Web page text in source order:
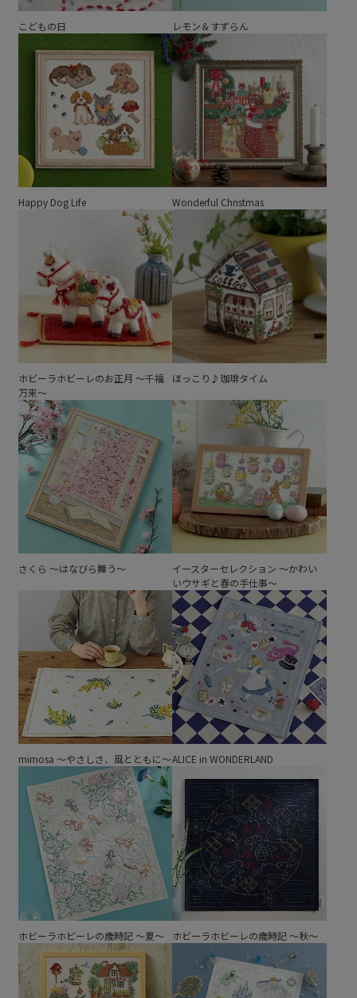
こどもの日 レモン＆すずらん
Happy Dog Life Wonderful Christmas
ホビーラホビーレのお正月 ～千福
万来～
ほっこり♪珈琲タイム
さくら ～はなびら舞う～
イースターセレクション ～かわい
いウサギと春の手仕事～
mimosa ～やさしさ、風とともに～ALICE in WONDERLAND
ホビーラホビーレの歳時記 ～夏～ ホビーラホビーレの歳時記 ～秋～